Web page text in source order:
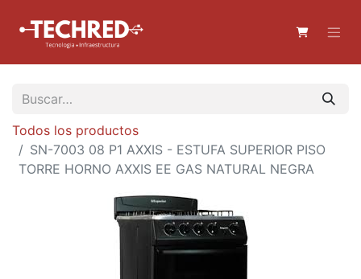
Todos los productos
SN-7003 08 P1 AXXIS - ESTUFA SUPERIOR PISO
TORRE HORNO AXXIS EE GAS NATURAL NEGRA